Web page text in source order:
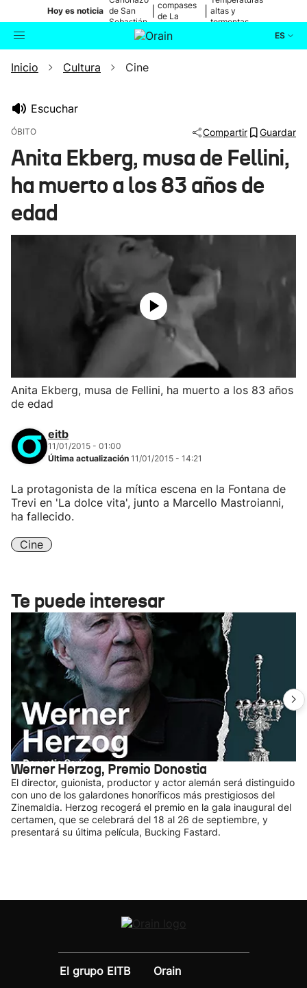
Hoy es noticia de San
Sebastián
compases
de La
altas y
tormentas
ES
Buscador Actualidad
Ikusmiran
Inicio Cultura Cine
Escuchar
ÓBITO Compartir Guardar
Anita Ekberg, musa de Fellini,
ha muerto a los 83 años de
edad
Anita Ekberg, musa de Fellini, ha muerto a los 83 años
de edad
eitb
11/01/2015 - 01:00
Última actualización 11/01/2015 - 14:21
La protagonista de la mítica escena en la Fontana de
Trevi en 'La dolce vita', junto a Marcello Mastroianni,
ha fallecido.
Cine
Te puede interesar
Werner Herzog, Premio Donostia
El director, guionista, productor y actor alemán será distinguido
con uno de los galardones honoríficos más prestigiosos del
Zinemaldia. Herzog recogerá el premio en la gala inaugural del
certamen, que se celebrará del 18 al 26 de septiembre, y
presentará su última película, Bucking Fastard.
El grupo EITB
Orain